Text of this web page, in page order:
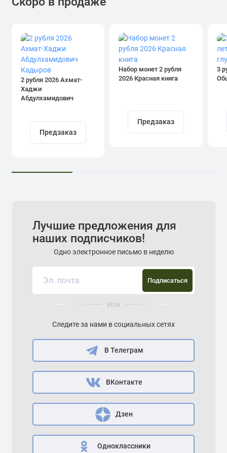
2 рубля 2026 Ахмат-
Хаджи
Абдулхамидович
Предзаказ
Набор монет 2 рубля
2026 Красная книга
Предзаказ
3
Лучшие предложения для
наших подписчиков!
Одно электронное письмо в неделю
Подписаться
Или
Следите за нами в социальных сетях
В Телеграм
ВКонтакте
Дзен
Одноклассники